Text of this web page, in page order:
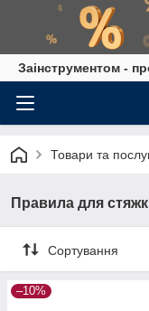
Заінструментом -
Товари та
Правила для
Сортування
–10%